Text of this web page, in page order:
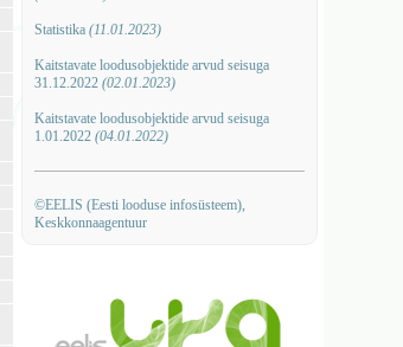
Statistika (11.01.2023)
Kaitstavate loodusobjektide arvud seisuga
31.12.2022 (02.01.2023)
Kaitstavate loodusobjektide arvud seisuga
1.01.2022 (04.01.2022)
©EELIS (Eesti looduse infosüsteem),
Keskkonnaagentuur